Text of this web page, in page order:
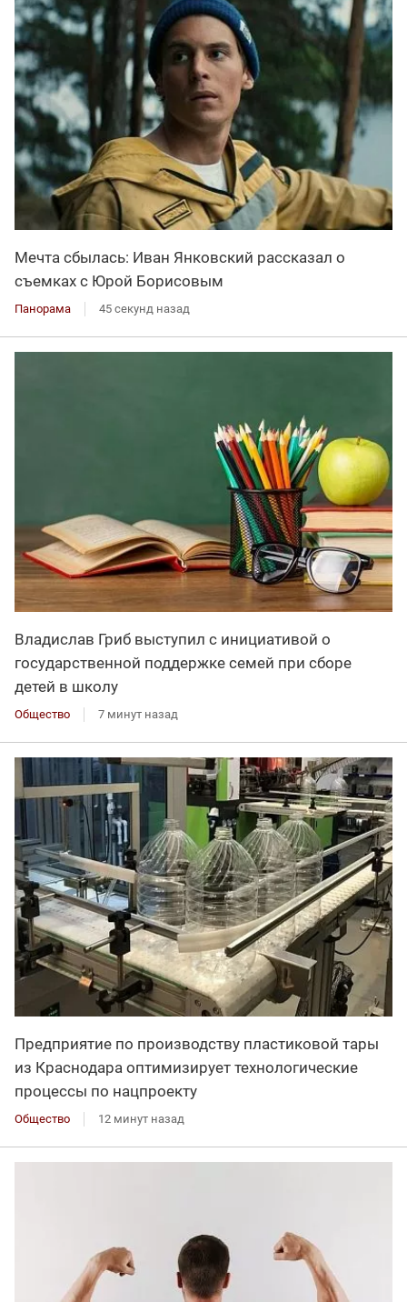
Мечта сбылась: Иван Янковский рассказал о
съемках с Юрой Борисовым
Панорама 45 секунд назад
Владислав Гриб выступил с инициативой о
государственной поддержке семей при сборе
детей в школу
Общество 7 минут назад
Предприятие по производству пластиковой тары
из Краснодара оптимизирует технологические
процессы по нацпроекту
Общество 12 минут назад